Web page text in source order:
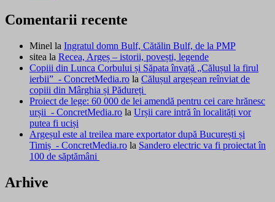
Comentarii recente
Minel la Ingratul domn Bulf, Cătălin Bulf, de la PMP
sitea la Recea, Argeș – istorii, povești, legende
Copiii din Lunca Corbului și Săpata învață „Călușul la firul
ierbii” - ConcretMedia.ro la Călușul argeșean reînviat de
copiii din Mârghia și Pădureți
Proiect de lege: 60 000 de lei amendă pentru cei care hrănesc
urșii - ConcretMedia.ro la Urșii care intră în localități vor
putea fi uciși
Argeșul este al treilea mare exportator după București și
Timiș - ConcretMedia.ro la Sandero electric va fi proiectat în
100 de săptămâni
Arhive